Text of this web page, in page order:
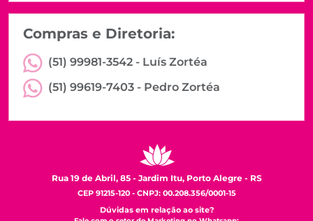
Compras e Diretoria:
(51) 99981-3542 - Luís Zortéa
(51) 99619-7403 - Pedro Zortéa
Rua 19 de Abril, 85 - Jardim Itu, Porto Alegre - RS
CEP 91215-120 - CNPJ: 00.208.356/0001-15
Dúvidas em relação ao site?